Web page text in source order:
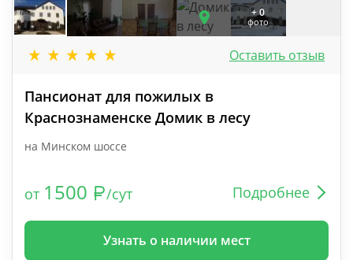
+ 0
фото
Оставить отзыв
Пансионат для пожилых в
Краснознаменске Домик в лесу
на Минском шоссе
от 1500 /сут Подробнее
Узнать о наличии мест